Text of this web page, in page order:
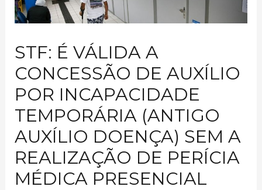
STF: É VÁLIDA A
CONCESSÃO DE AUXÍLIO
POR INCAPACIDADE
TEMPORÁRIA (ANTIGO
AUXÍLIO DOENÇA) SEM A
REALIZAÇÃO DE PERÍCIA
MÉDICA PRESENCIAL